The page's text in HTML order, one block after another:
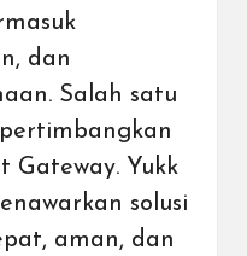
dan
Salah satu
Gateway. Yukk
solusi
aman, dan